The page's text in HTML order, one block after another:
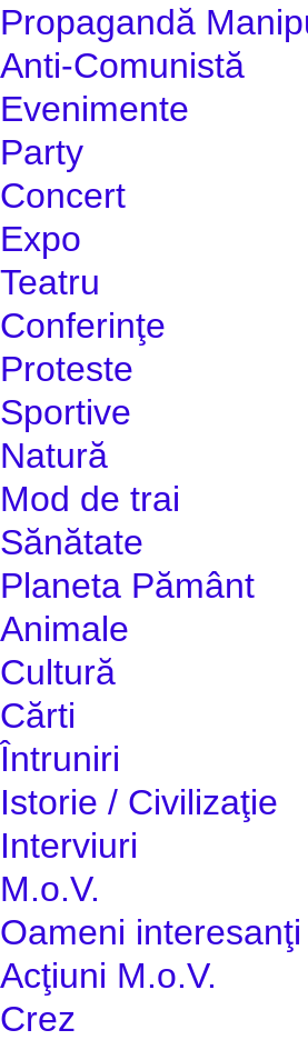
Propagandă
Anti-Comunistă
Evenimente
Party
Concert
Expo
Teatru
Conferinţe
Proteste
Sportive
Natură
Mod de trai
Sănătate
Planeta Pământ
Animale
Cultură
Cărti
Întruniri
Istorie / Civilizaţie
Interviuri
M.o.V.
Oameni interesanţi
Acţiuni M.o.V.
Crez